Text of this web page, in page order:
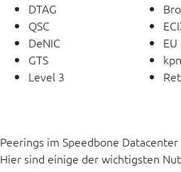
DTAG
QSC
DeNIC
GTS
Level 3
kpn
Peerings im Speedbone
Hier sind einige der wichtigsten